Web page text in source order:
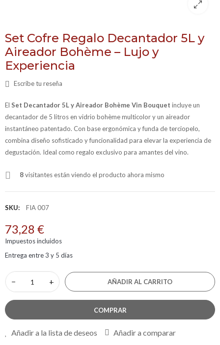
Set Cofre Regalo Decantador 5L y
Aireador Bohème – Lujo y
Experiencia
Escribe tu reseña
El Set Decantador 5L y Aireador Bohème Vin Bouquet incluye un
decantador de 5 litros en vidrio bohème multicolor y un aireador
instantáneo patentado. Con base ergonómica y funda de terciopelo,
combina diseño sofisticado y funcionalidad para elevar la experiencia de
degustación. Ideal como regalo exclusivo para amantes del vino.
8visitantes están viendo el producto ahora mismo
SKU: FIA 007
73,28 €
Impuestos incluidos
Entrega entre 3 y 5 días
− + AÑADIR AL CARRITO
COMPRAR
Añadir a la lista de deseos Añadir a comparar